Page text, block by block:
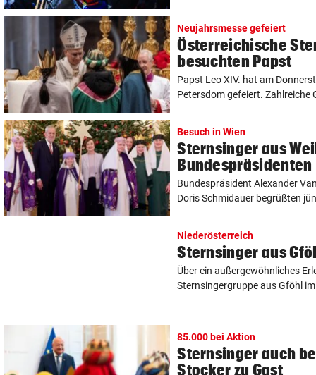
Neujahrsmesse gefeiert
Österreichische
besuchten Papst
Papst Leo XIV. hat am
Petersdom gefeiert. Zahlreiche
Besuch in Wien
Sternsinger aus
Bundespräsidenten
Bundespräsident Alexander
Doris Schmidauer begrüßten
Niederösterreich
Sternsinger aus
Über ein außergewöhnliches
Sternsingergruppe aus Gföhl
85.000 bei Aktion
Sternsinger auch
Stocker zu Gast